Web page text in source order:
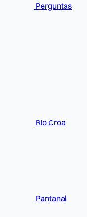
Perguntas
Rio Croa
Pantanal